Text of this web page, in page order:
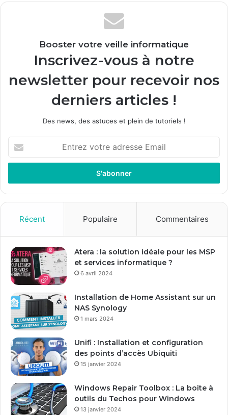
Booster votre veille informatique
Inscrivez-vous à notre
newsletter pour recevoir nos
derniers articles !
Des news, des astuces et plein de tutoriels !
t
e
z
r
e
a
d
s
e
m
a
Récent Populaire Commentaires
Atera : la solution idéale pour les MSP
et services informatique ?
6 avril 2024
Installation de Home Assistant sur un
NAS Synology
1 mars 2024
Unifi : Installation et configuration
des points d’accès Ubiquiti
15 janvier 2024
Windows Repair Toolbox : La boite à
outils du Techos pour Windows
13 janvier 2024